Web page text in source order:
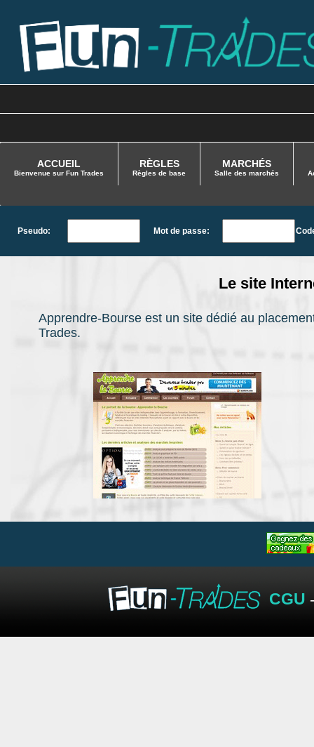
ACCUEIL
Bienvenue sur Fun Trades
RÈGLES
Règles de base
MARCHÉS
Salle des marchés
Pseudo: Mot de passe:
Le site
Apprendre-Bourse est un site dédié au
Trades.
CGU